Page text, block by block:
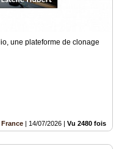
une plateforme de clonage
France | 14/07/2026 | Vu 2480 fois